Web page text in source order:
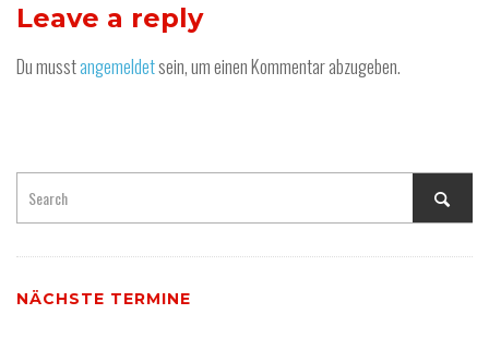
Leave a reply
Du musstangemeldetsein, um einen Kommentar abzugeben.
NÄCHSTE TERMINE